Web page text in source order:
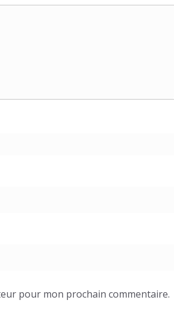
pour mon prochain commentaire.